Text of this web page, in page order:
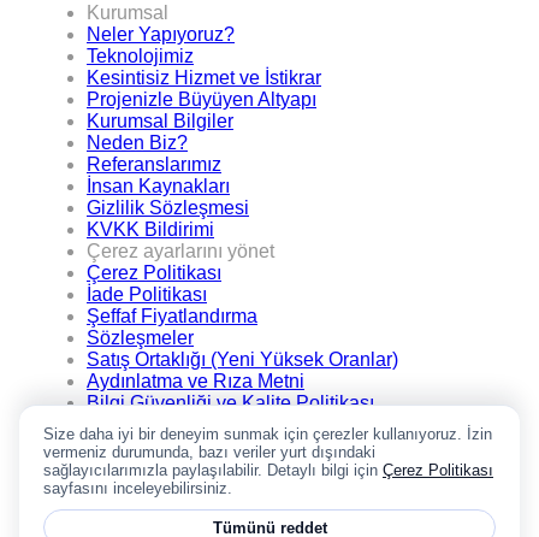
Kurumsal
Neler Yapıyoruz?
Teknolojimiz
Kesintisiz Hizmet ve İstikrar
Projenizle Büyüyen Altyapı
Kurumsal Bilgiler
Neden Biz?
Referanslarımız
İnsan Kaynakları
Gizlilik Sözleşmesi
KVKK Bildirimi
Çerez ayarlarını yönet
Çerez Politikası
İade Politikası
Şeffaf Fiyatlandırma
Sözleşmeler
Satış Ortaklığı (Yeni Yüksek Oranlar)
Aydınlatma ve Rıza Metni
Bilgi Güvenliği ve Kalite Politikası
.TR Alan adı bayilerimiz
.TR Alan adı bayilik başvurusu
TRABİS Mevzuat
Size daha iyi bir deneyim sunmak için çerezler kullanıyoruz. İzin
vermeniz durumunda, bazı veriler yurt dışındaki
sağlayıcılarımızla paylaşılabilir. Detaylı bilgi için Çerez Politikası
sayfasını inceleyebilirsiniz.
Tümünü reddet